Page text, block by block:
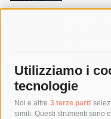
Utilizziamo i
tecnologie
Noi e altre 3 terze parti
simili. Questi strumenti sono
turista
dai
Tag